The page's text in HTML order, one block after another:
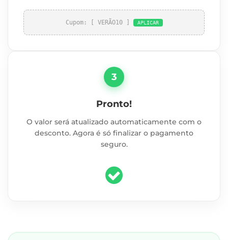
Cupom: [ VERÃO10 ] APLICAR
3
Pronto!
O valor será atualizado automaticamente com o
desconto. Agora é só finalizar o pagamento
seguro.